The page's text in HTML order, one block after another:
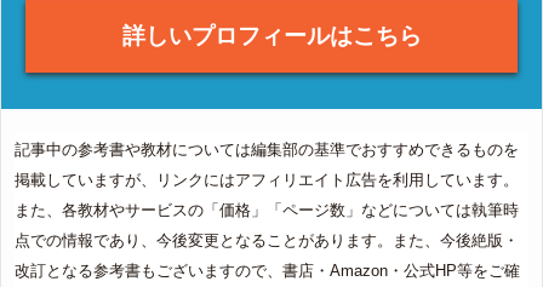
詳しいプロフィールはこちら
記事中の参考書や教材については編集部の基準でおすすめできるものを
掲載していますが、リンクにはアフィリエイト広告を利用しています。
また、各教材やサービスの「価格」「ページ数」などについては執筆時
点での情報であり、今後変更となることがあります。また、今後絶版・
改訂となる参考書もございますので、書店・Amazon・公式HP等をご確